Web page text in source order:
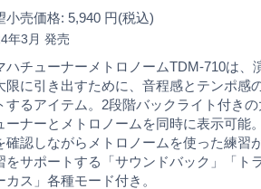
小売価格: 5,940 円(税込)
年3月 発売
ハチューナーメトロノームTDM-710は、
限に引き出すために、音程感とテンポ感
するアイテム。2段階バックライト付きの
ーナーとメトロノームを同時に表示可能
確認しながらメトロノームを使った練習
をサポートする「サウンドバック」「ト
カス」各種モード付き。